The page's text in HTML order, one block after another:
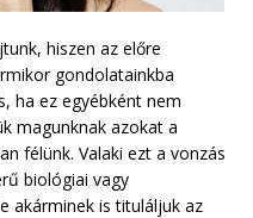
hiszen az előre
gondolatainkba
ha ez egyébként nem
magunknak azokat a
félünk. Valaki ezt a vonzás
biológiai vagy
akárminek is tituláljuk az